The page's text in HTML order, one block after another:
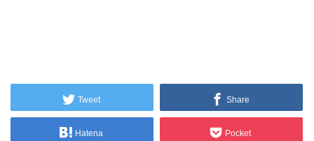
Tweet Share
Hatena Pocket